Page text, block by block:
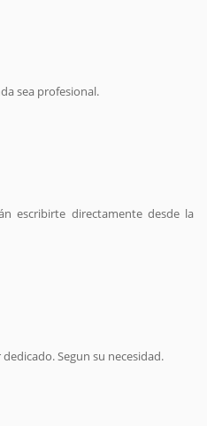
sea profesional.
escribirte directamente desde la
Segun su necesidad.